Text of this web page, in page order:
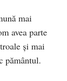
mai
avea parte
și mai
pământul.